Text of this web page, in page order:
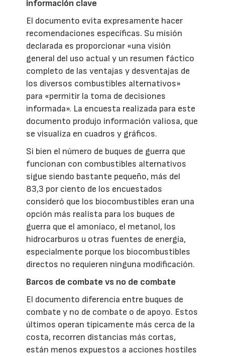
información clave
El documento evita expresamente hacer
recomendaciones específicas. Su misión
declarada es proporcionar «una visión
general del uso actual y un resumen fáctico
completo de las ventajas y desventajas de
los diversos combustibles alternativos»
para «permitir la toma de decisiones
informada». La encuesta realizada para este
documento produjo información valiosa, que
se visualiza en cuadros y gráficos.
Si bien el número de buques de guerra que
funcionan con combustibles alternativos
sigue siendo bastante pequeño, más del
83,3 por ciento de los encuestados
consideró que los biocombustibles eran una
opción más realista para los buques de
guerra que el amoníaco, el metanol, los
hidrocarburos u otras fuentes de energía,
especialmente porque los biocombustibles
directos no requieren ninguna modificación.
Barcos de combate vs no de combate
El documento diferencia entre buques de
combate y no de combate o de apoyo. Estos
últimos operan típicamente más cerca de la
costa, recorren distancias más cortas,
están menos expuestos a acciones hostiles